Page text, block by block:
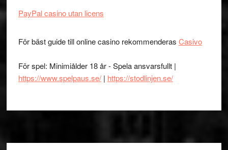
PayPal casino utan licens
För bäst guide till online casino rekommenderas Casivo
För spel: Minimiålder 18 år - Spela ansvarsfullt |
https://www.spelpaus.se/| https://stodlinjen.se/